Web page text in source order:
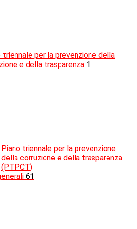
triennale per la prevenzione della
e della trasparenza 1
Piano triennale per la prevenzione
della corruzione e della trasparenza
(PTPCT)
61